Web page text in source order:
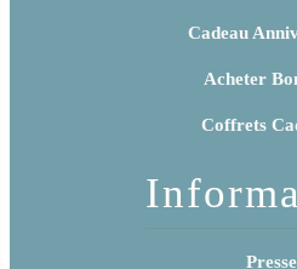
Cadeau
Acheter
Coffrets
Presse